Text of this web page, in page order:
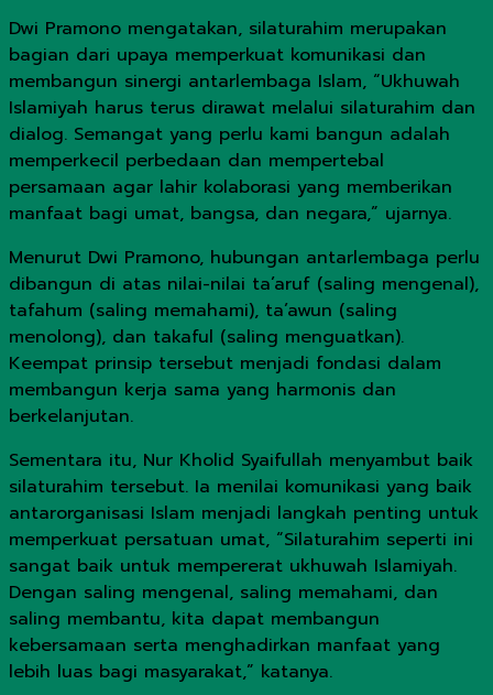
Dwi Pramono mengatakan, silaturahim merupakan
bagian dari upaya memperkuat komunikasi dan
membangun sinergi antarlembaga Islam, “Ukhuwah
Islamiyah harus terus dirawat melalui silaturahim dan
dialog. Semangat yang perlu kami bangun adalah
memperkecil perbedaan dan mempertebal
persamaan agar lahir kolaborasi yang memberikan
manfaat bagi umat, bangsa, dan negara,” ujarnya.
Menurut Dwi Pramono, hubungan antarlembaga perlu
dibangun di atas nilai-nilai ta’aruf (saling mengenal),
tafahum (saling memahami), ta’awun (saling
menolong), dan takaful (saling menguatkan).
Keempat prinsip tersebut menjadi fondasi dalam
membangun kerja sama yang harmonis dan
berkelanjutan.
Sementara itu, Nur Kholid Syaifullah menyambut baik
silaturahim tersebut. Ia menilai komunikasi yang baik
antarorganisasi Islam menjadi langkah penting untuk
memperkuat persatuan umat, “Silaturahim seperti ini
sangat baik untuk mempererat ukhuwah Islamiyah.
Dengan saling mengenal, saling memahami, dan
saling membantu, kita dapat membangun
kebersamaan serta menghadirkan manfaat yang
lebih luas bagi masyarakat,” katanya.